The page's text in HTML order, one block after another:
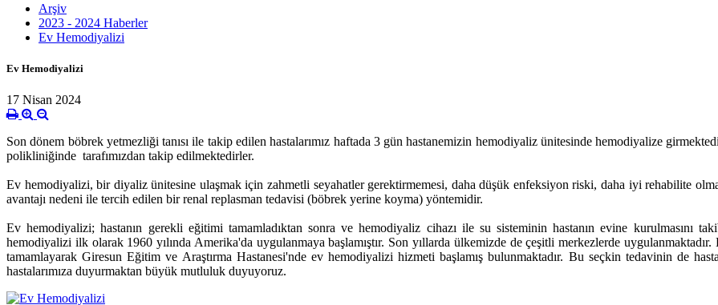
Arşiv
2023 - 2024 Haberler
Ev Hemodiyalizi
Ev Hemodiyalizi
17 Nisan 2024
Son dönem böbrek yetmezliği tanısı ile takip edilen hastalarımız haftada 3 gün hastanemizin hemodiyaliz ünitesinde hemodiyalize
polikliniğinde tarafımızdan takip edilmektedirler.
Ev hemodiyalizi, bir diyaliz ünitesine ulaşmak için zahmetli seyahatler gerektirmemesi, daha düşük enfeksiyon riski, daha iyi rehabilite
avantajı nedeni ile tercih edilen bir renal replasman tedavisi (böbrek yerine koyma) yöntemidir.
Ev hemodiyalizi; hastanın gerekli eğitimi tamamladıktan sonra ve hemodiyaliz cihazı ile su sisteminin hastanın evine kurulmasını
hemodiyalizi ilk olarak 1960 yılında Amerika'da uygulanmaya başlamıştır. Son yıllarda ülkemizde de çeşitli merkezlerde
tamamlayarak Giresun Eğitim ve Araştırma Hastanesi'nde ev hemodiyalizi hizmeti başlamış bulunmaktadır. Bu seçkin tedavinin de
hastalarımıza duyurmaktan büyük mutluluk duyuyoruz.